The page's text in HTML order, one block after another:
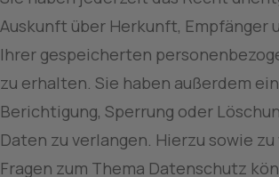
Auskunft über Herkunft, Empfänger
Ihrer gespeicherten
zu erhalten. Sie haben außerdem
Berichtigung, Sperrung oder
Daten zu verlangen. Hierzu sowie
Fragen zum Thema Datenschutz